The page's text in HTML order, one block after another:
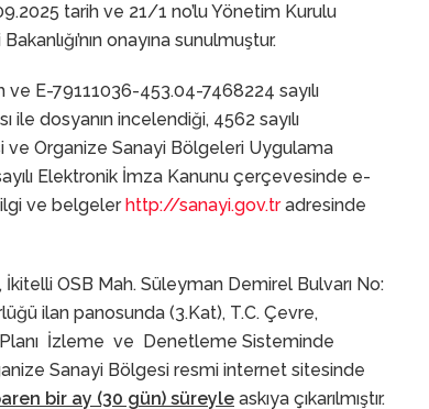
tarih ve 21/1 no’lu Yönetim Kurulu
onayına sunulmuştur.
ve E-79111036-453.04-7468224 sayılı
ile dosyanın incelendiği, 4562 sayılı
ve Organize Sanayi Bölgeleri Uygulama
Elektronik İmza Kanunu çerçevesinde e-
ve belgelerhttp://sanayi.gov.tradresinde
OSB Mah. Süleyman Demirel Bulvarı No:
ilan panosunda (3.Kat), T.C. Çevre,
Planı İzleme ve Denetleme Sisteminde
Sanayi Bölgesi resmi internet sitesinde
bir ay (30 gün) süreyle askıya çıkarılmıştır.